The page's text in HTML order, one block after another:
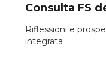
Consulta FS
Riflessioni e
integrata